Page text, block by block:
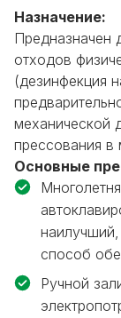
Назначение:
Предназначен
отходов
(дезинфекция
механической
прессования в
Основные
способ
Ручной